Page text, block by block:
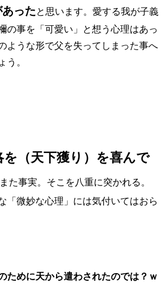
ったと思います。愛する我が子義
の事を「可愛い」と想う心理はあっ
ような形で父を失ってしまった事へ
う。
を（天下獲り）を喜んで
た事実。そこを八重に突かれる。
「微妙な心理」には気付いてはおら
ために天から遣わされたのでは？ｗ